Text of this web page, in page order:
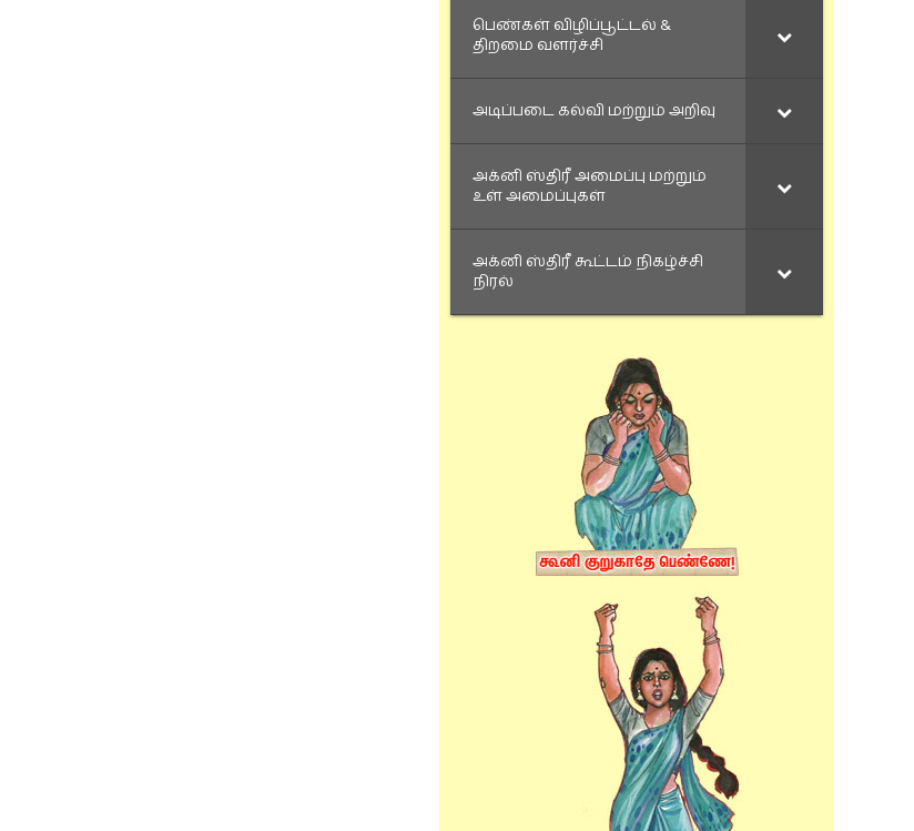
பெண்கள் விழிப்பூட்டல் &
திறமை வளர்ச்சி
அடிப்படை கல்வி மற்றும் அறிவு
அக்னி ஸ்திரீ அமைப்பு மற்றும்
உள் அமைப்புகள்
அக்னி ஸ்திரீ கூட்டம் நிகழ்ச்சி
நிரல்